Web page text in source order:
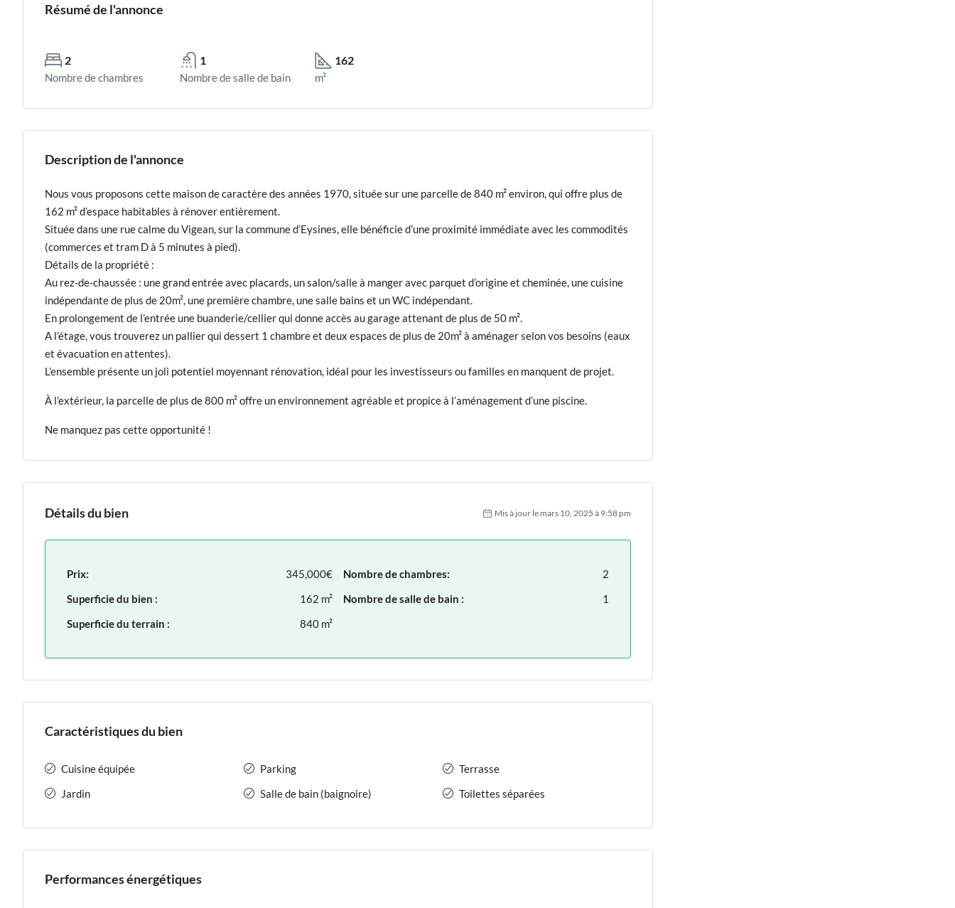
Résumé de l'annonce
2
Nombre de chambres
1
Nombre de salle de bain
162
m²
Description de l'annonce
Nous vous proposons cette maison de caractère des années 1970, située sur une parcelle de 840 m² environ, qui offre plus de
162 m² d’espace habitables à rénover entièrement.
Située dans une rue calme du Vigean, sur la commune d’Eysines, elle bénéficie d’une proximité immédiate avec les commodités
(commerces et tram D à 5 minutes à pied).
Détails de la propriété :
Au rez-de-chaussée : une grand entrée avec placards, un salon/salle à manger avec parquet d’origine et cheminée, une cuisine
indépendante de plus de 20m², une première chambre, une salle bains et un WC indépendant.
En prolongement de l’entrée une buanderie/cellier qui donne accès au garage attenant de plus de 50 m².
A l’étage, vous trouverez un pallier qui dessert 1 chambre et deux espaces de plus de 20m² à aménager selon vos besoins (eaux
et évacuation en attentes).
L’ensemble présente un joli potentiel moyennant rénovation, idéal pour les investisseurs ou familles en manquent de projet.
À l’extérieur, la parcelle de plus de 800 m² offre un environnement agréable et propice à l’aménagement d’une piscine.
Ne manquez pas cette opportunité !
Détails du bien Mis à jour le mars 10, 2025 à 9:58 pm
Prix:
345,000€
Superficie du bien :
162 m²
Superficie du terrain :
840 m²
Nombre de chambres:
2
Nombre de salle de bain :
1
Caractéristiques du bien
Cuisine équipée
Jardin
Parking
Salle de bain (baignoire)
Terrasse
Toilettes séparées
Performances énergétiques